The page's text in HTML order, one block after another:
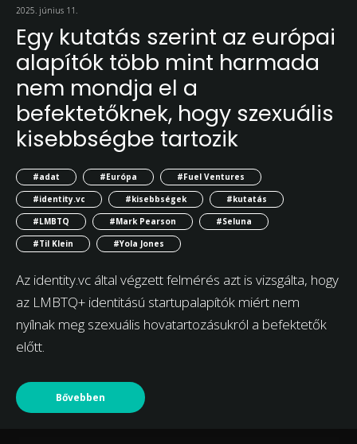
2025. június 11.
Egy kutatás szerint az európai
alapítók több mint harmada
nem mondja el a
befektetőknek, hogy szexuális
kisebbségbe tartozik
#adat #Európa
#Fuel Ventures
#identity.vc
#kisebbségek
#kutatás
#LMBTQ
#Mark Pearson
#Seluna
#Til Klein
#Yola Jones
Az identity.vc által végzett felmérés azt is vizsgálta, hogy
az LMBTQ+ identitású startupalapítók miért nem
nyílnak meg szexuális hovatartozásukról a befektetők
előtt.
Bővebben